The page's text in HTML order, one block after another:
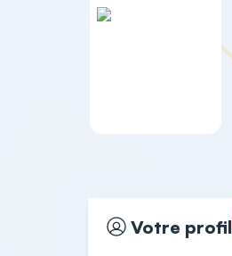
Votre profil